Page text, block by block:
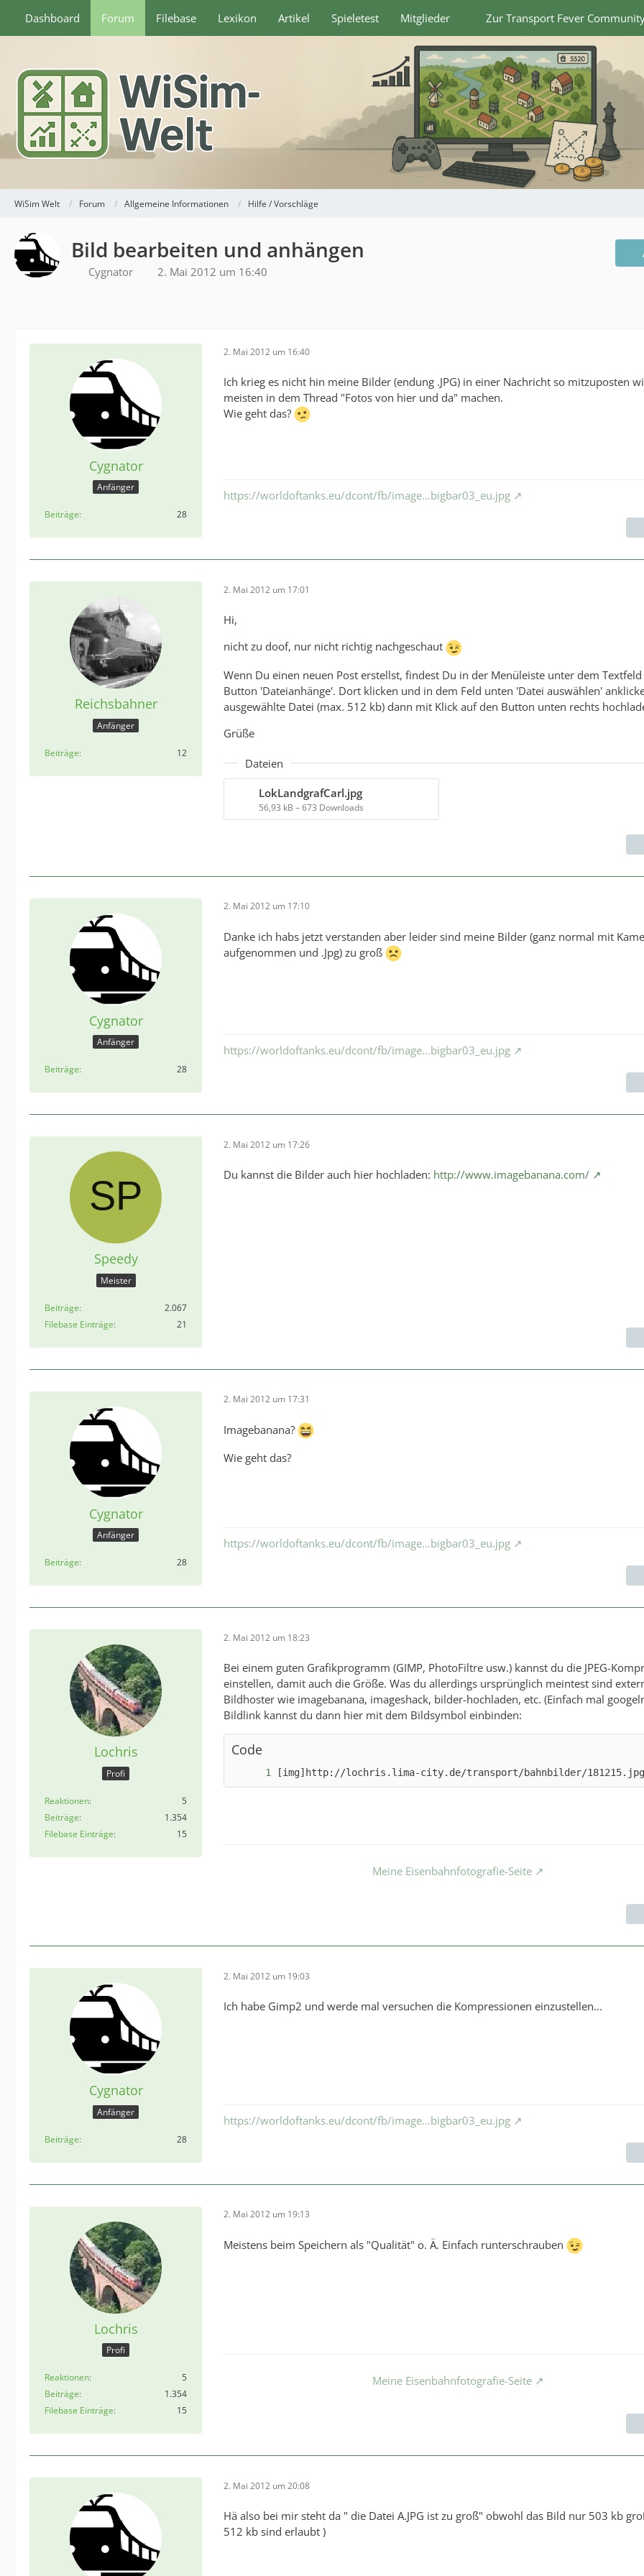
Dashboard Forum Filebase Lexikon Artikel Spieletest Mitglieder Zur Transport Fever
WiSim Welt Forum Allgemeine Informationen Hilfe / Vorschläge
Bild bearbeiten und anhängen
Cygnator 2. Mai 2012 um 16:40
Cygnator
Anfänger
Beiträge 28
2. Mai 2012 um 16:40
Ich krieg es nicht hin meine Bilder (endung .JPG) in einer Nachricht so mitzuposten
meisten in dem Thread "Fotos von hier und da" machen.
Wie geht das?
https://worldoftanks.eu/dcont/fb/image…bigbar03_eu.jpg
Reichsbahner
Anfänger
Beiträge 12
2. Mai 2012 um 17:01
Hi,
nicht zu doof, nur nicht richtig nachgeschaut
Wenn Du einen neuen Post erstellst, findest Du in der Menüleiste unter dem
Button 'Dateianhänge'. Dort klicken und in dem Feld unten 'Datei auswählen'
ausgewählte Datei (max. 512 kb) dann mit Klick auf den Button unten rechts
Grüße
Dateien
LokLandgrafCarl.jpg
56,93 kB – 673 Downloads
Cygnator
Anfänger
Beiträge 28
2. Mai 2012 um 17:10
Danke ich habs jetzt verstanden aber leider sind meine Bilder (ganz normal mit
aufgenommen und .Jpg) zu groß
https://worldoftanks.eu/dcont/fb/image…bigbar03_eu.jpg
Speedy
Meister
Beiträge
2.067
Filebase Einträge
21
2. Mai 2012 um 17:26
Du kannst die Bilder auch hier hochladen: http://www.imagebanana.com/
Cygnator
Anfänger
Beiträge 28
2. Mai 2012 um 17:31
Imagebanana?
Wie geht das?
https://worldoftanks.eu/dcont/fb/image…bigbar03_eu.jpg
Lochris
Profi
Reaktionen
5
Beiträge
1.354
Filebase Einträge
15
2. Mai 2012 um 18:23
Bei einem guten Grafikprogramm (GIMP, PhotoFiltre usw.) kannst du die JPEG-
einstellen, damit auch die Größe. Was du allerdings ursprünglich meintest sind
Bildhoster wie imagebanana, imageshack, bilder-hochladen, etc. (Einfach mal
Bildlink kannst du dann hier mit dem Bildsymbol einbinden:
Code
[img]http://lochris.lima-city.de/transport/bahnbilder/
Meine Eisenbahnfotografie-Seite
Cygnator
Anfänger
Beiträge 28
2. Mai 2012 um 19:03
Ich habe Gimp2 und werde mal versuchen die Kompressionen einzustellen...
https://worldoftanks.eu/dcont/fb/image…bigbar03_eu.jpg
Lochris
Profi
Reaktionen
5
Beiträge
1.354
Filebase Einträge
15
2. Mai 2012 um 19:13
Meistens beim Speichern als "Qualität" o. Ä. Einfach runterschrauben
Meine Eisenbahnfotografie-Seite
2. Mai 2012 um 20:08
Hä also bei mir steht da " die Datei A.JPG ist zu groß" obwohl das Bild nur 503 kb
512 kb sind erlaubt )